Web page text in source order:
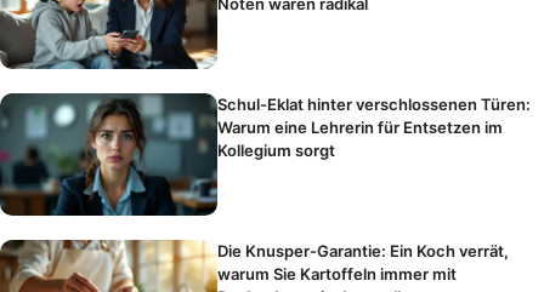
Schul-Eklat hinter verschlossenen Türen:
Warum eine Lehrerin für Entsetzen im
Kollegium sorgt
Die Knusper-Garantie: Ein Koch verrät,
warum Sie Kartoffeln immer mit